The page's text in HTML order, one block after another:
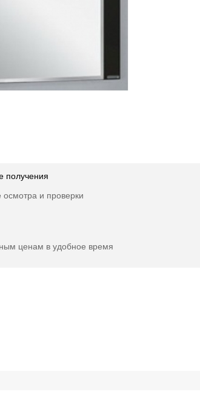
получения
осмотра и проверки
ценам в удобное время